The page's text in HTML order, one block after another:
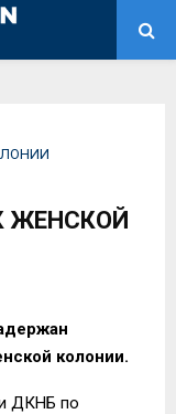
ЖЕНСКОЙ
колонии.
ДКНБ по